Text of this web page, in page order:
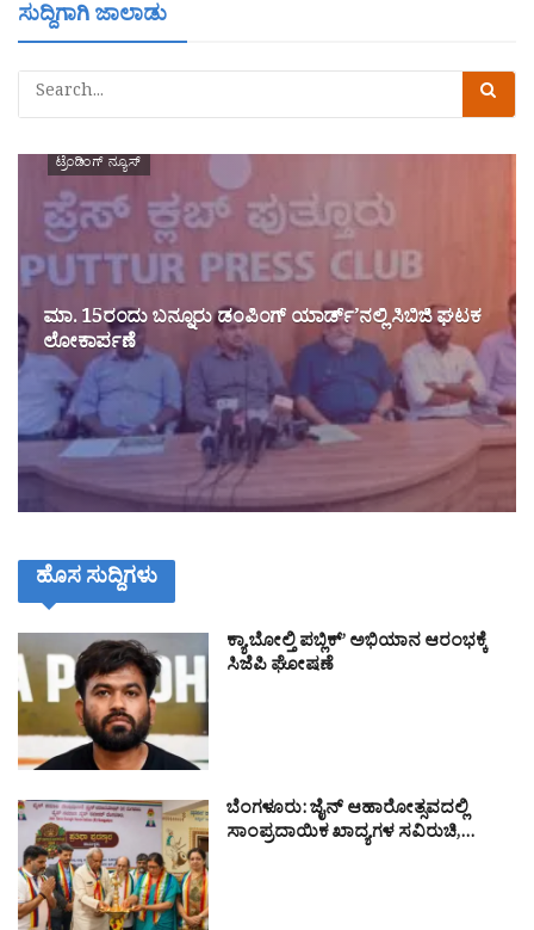
ಸುದ್ದಿಗಾಗಿ ಜಾಲಾಡು
ಟ್ರೆಂಡಿಂಗ್ ನ್ಯೂಸ್
ಮಾ. 15ರಂದು ಬನ್ನೂರು ಡಂಪಿಂಗ್ ಯಾರ್ಡ್’ನಲ್ಲಿ ಸಿಬಿಜಿ ಘಟಕ
ಲೋಕಾರ್ಪಣೆ
ಹೊಸ ಸುದ್ದಿಗಳು
ಕ್ಯಾ ಬೋಲ್ತಿ ಪಬ್ಲಿಕ್’ ಅಭಿಯಾನ ಆರಂಭಕ್ಕೆ
ಸಿಜೆಪಿ ಘೋಷಣೆ
ಬೆಂಗಳೂರು: ಜೈನ್ ಆಹಾರೋತ್ಸವದಲ್ಲಿ
ಸಾಂಪ್ರದಾಯಿಕ ಖಾದ್ಯಗಳ ಸವಿರುಚಿ,…